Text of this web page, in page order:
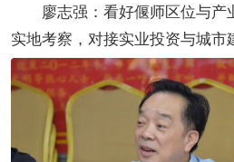
廖志强：看好偃师区位与产
实地考察，对接实业投资与城市